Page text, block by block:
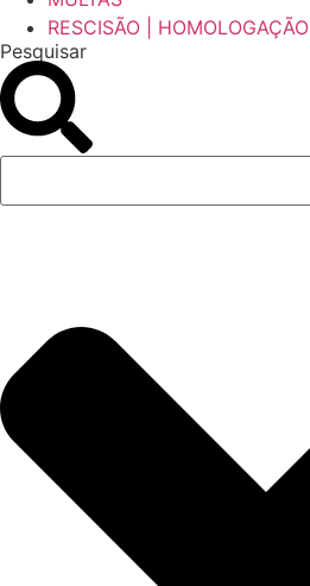
RESCISÃO | HOMOLOGAÇÃO
Pesquisar